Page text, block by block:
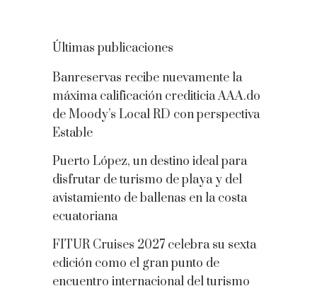
Últimas publicaciones
Banreservas recibe nuevamente la
máxima calificación crediticia AAA.do
de Moody’s Local RD con perspectiva
Estable
Puerto López, un destino ideal para
disfrutar de turismo de playa y del
avistamiento de ballenas en la costa
ecuatoriana
FITUR Cruises 2027 celebra su sexta
edición como el gran punto de
encuentro internacional del turismo